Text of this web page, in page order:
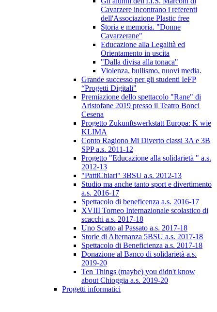
Cavarzere incontrano i referenti
dell'Associazione Plastic free
Storia e memoria. "Donne
Cavarzerane"
Educazione alla Legalità ed
Orientamento in uscita
"Dalla divisa alla tonaca"
Violenza, bullismo, nuovi media.
Grande successo per gli studenti IeFP
“Progetti Digitali"
Premiazione dello spettacolo "Rane" di
Aristofane 2019 presso il Teatro Bonci
Cesena
Progetto Zukunftswerkstatt Europa: K wie
KLIMA
Conto Ragiono Mi Diverto classi 3A e 3B
SPP a.s. 2011-12
Progetto "Educazione alla solidarietà " a.s.
2012-13
"PattiChiari" 3BSU a.s. 2012-13
Studio ma anche tanto sport e divertimento
a.s. 2016-17
Spettacolo di beneficenza a.s. 2016-17
XVIII Torneo Internazionale scolastico di
scacchi a.s. 2017-18
Uno Scatto al Passato a.s. 2017-18
Storie di Alternanza 5BSU a.s. 2017-18
Spettacolo di Beneficienza a.s. 2017-18
Donazione al Banco di solidarietà a.s.
2019-20
Ten Things (maybe) you didn't know
about Chioggia a.s. 2019-20
Progetti informatici